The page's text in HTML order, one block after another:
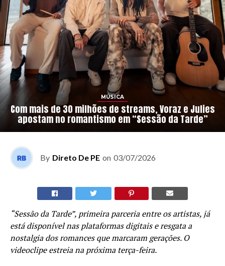
MÚSICA
Com mais de 30 milhões de streams, Voraz e Julies
apostam no romantismo em “Sessão da Tarde”
By Direto De PE on 03/07/2026
“Sessão da Tarde”, primeira parceria entre os artistas, já
está disponível nas plataformas digitais e resgata a
nostalgia dos romances que marcaram gerações. O
videoclipe estreia na próxima terça-feira.